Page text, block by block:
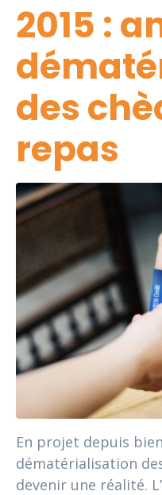
2015 :
des
repas
En projet depuis
dématérialisation
devenir une réalité.